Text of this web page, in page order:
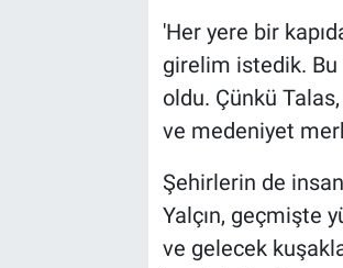
'Her yere bir
girelim istedik. Bu
oldu. Çünkü
ve medeniyet
Şehirlerin de
Yalçın, geçmişte
ve gelecek